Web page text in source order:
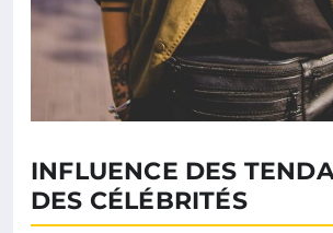
INFLUENCE DES
DES CÉLÉBRITÉS